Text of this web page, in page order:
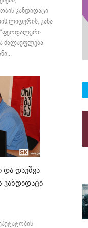
კანდიდატი
ლიდერის, კახა
“ფეოდალური
ძალაუფლება
დაუშვა
კანდიდატი